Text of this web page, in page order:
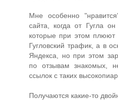
Мне особенно
сайта, когда от Гугла
которые при этом плюют
Гугловский трафик, а в
Яндекса, но при этом
по отзывам знакомых,
ссылок с таких
Получаются какие-то